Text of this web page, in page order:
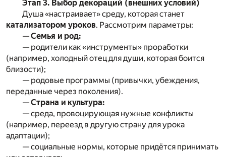
Этап 3. Выбор декораций (внешних условий)
Душа «настраивает» среду, которая станет
катализатором уроков. Рассмотрим параметры:
—Семья и род:
— родители как «инструменты» проработки
(например, холодный отец для души, которая боится
близости);
— родовые программы (привычки, убеждения,
переданные через поколения).
—Страна и культура:
— среда, провоцирующая нужные конфликты
(например, переезд в другую страну для урока
адаптации);
— социальные нормы, которые придётся принимать